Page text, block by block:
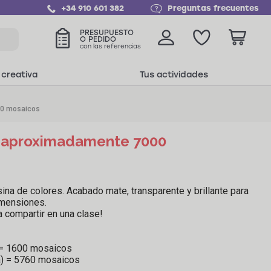
+34 910 601 382 Preguntas frecuentes
PRESUPUESTO
O PEDIDO
con las referencias
creativa Tus actividades
mosaicos
7000
de colores. Acabado mate, transparente y brillante para
compartir en una clase!
1600 mosaicos
= 5760 mosaicos